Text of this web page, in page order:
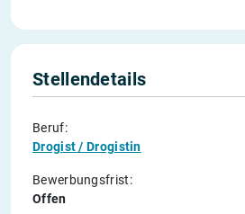
Stellendetails
Beruf:
Drogist / Drogistin
Bewerbungsfrist:
Offen